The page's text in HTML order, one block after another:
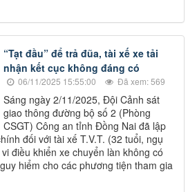
“Tạt đầu” để trả đũa, tài xế xe tải
nhận kết cục không đáng có
06/11/2025 15:55:00 Đã xem: 569
Sáng ngày 2/11/2025, Đội Cảnh sát
giao thông đường bộ số 2 (Phòng
CSGT) Công an tỉnh Đồng Nai đã lập
đối với tài xế T.V.T. (32 tuổi, ngụ
điều khiển xe chuyển làn không có
hiểm cho các phương tiện tham gia